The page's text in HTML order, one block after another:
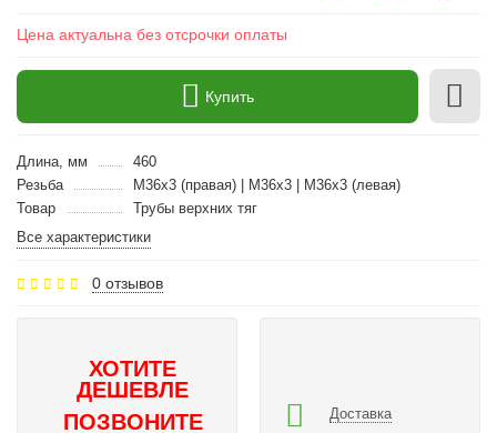
Цена актуальна без отсрочки оплаты
Купить
Длина, мм
460
Резьба
М36х3 (правая) | М36х3 | М36х3 (левая)
Товар
Трубы верхних тяг
Все характеристики
0 отзывов
ХОТИТЕ
ДЕШЕВЛЕ
ПОЗВОНИТЕ
Доставка